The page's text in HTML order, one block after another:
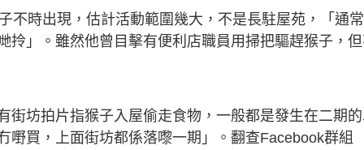
不時出現，估計活動範圍幾大，不是長駐屋苑，「通
拎」。雖然他曾目擊有便利店職員用掃把驅趕猴子，
街坊拍片指猴子入屋偷走食物，一般都是發生在二期
嘢買，上面街坊都係落嚟一期」。翻查Facebook群組